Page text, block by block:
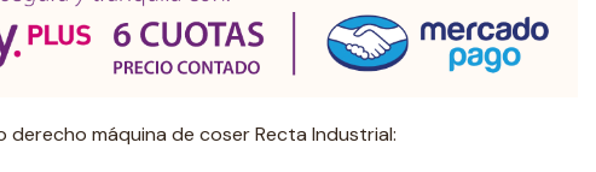
derecho máquina de coser Recta Industrial: